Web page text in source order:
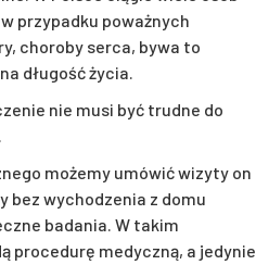
przypadku poważnych
choroby serca, bywa to
długość życia.
nie musi być trudne do
możemy umówić wizyty on
bez wychodzenia z domu
badania. W takim
procedurę medyczną, a jedynie